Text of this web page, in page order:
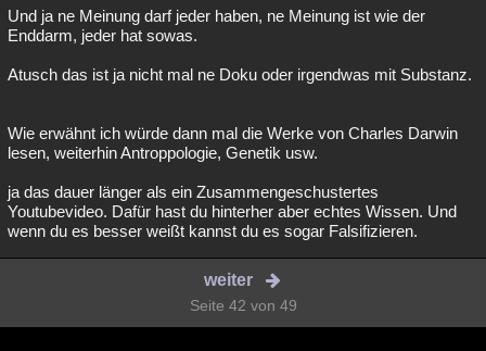
Und ja ne Meinung darf jeder haben, ne Meinung ist wie der
Enddarm, jeder hat sowas.
Atusch das ist ja nicht mal ne Doku oder irgendwas mit Substanz.
Wie erwähnt ich würde dann mal die Werke von Charles Darwin
lesen, weiterhin Antroppologie, Genetik usw.
ja das dauer länger als ein Zusammengeschustertes
Youtubevideo. Dafür hast du hinterher aber echtes Wissen. Und
wenn du es besser weißt kannst du es sogar Falsifizieren.
weiter
Seite 42 von 49